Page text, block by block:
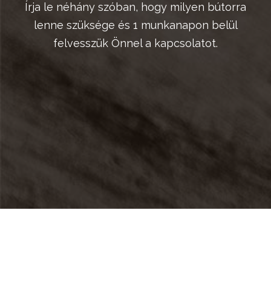
Írja le néhány szóban, hogy milyen bútorra
lenne szüksége és 1 munkanapon belül
felvesszük Önnel a kapcsolatot.